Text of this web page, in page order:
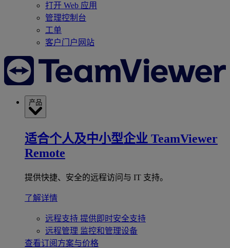
打开 Web 应用
管理控制台
工单
客户门户网站
产品
适合个人及中小型企业 TeamViewer
Remote
提供快捷、安全的远程访问与 IT 支持。
了解详情
远程支持 提供即时安全支持
远程管理 监控和管理设备
查看订阅方案与价格